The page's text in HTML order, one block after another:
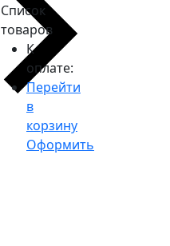
Список
товаров
К
оплате:
Перейти
в
корзину
Оформить